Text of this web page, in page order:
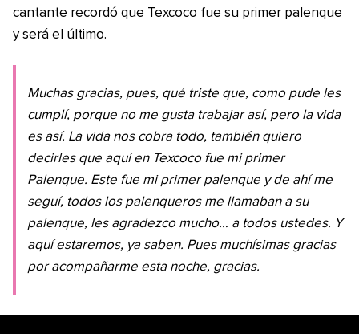
cantante recordó que Texcoco fue su primer palenque
y será el último.
Muchas gracias, pues, qué triste que, como pude les
cumplí, porque no me gusta trabajar así, pero la vida
es así. La vida nos cobra todo, también quiero
decirles que aquí en Texcoco fue mi primer
Palenque. Este fue mi primer palenque y de ahí me
seguí, todos los palenqueros me llamaban a su
palenque, les agradezco mucho… a todos ustedes. Y
aquí estaremos, ya saben. Pues muchísimas gracias
por acompañarme esta noche, gracias.